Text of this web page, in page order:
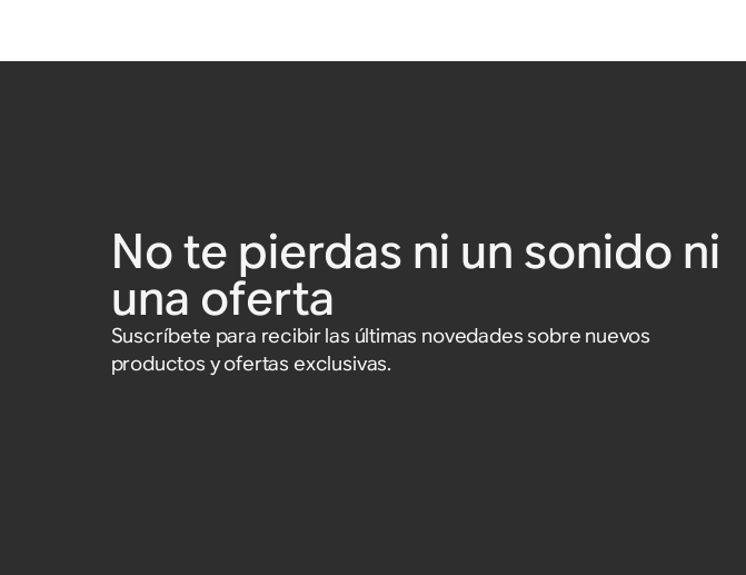
No te pierdas ni un sonido ni
una oferta
Suscríbete para recibir las últimas novedades sobre nuevos
productos y ofertas exclusivas.